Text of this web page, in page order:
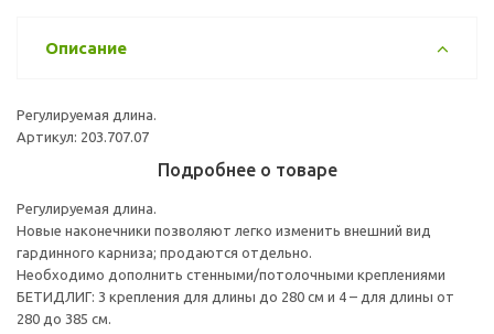
Описание
Регулируемая длина.
Артикул: 203.707.07
Подробнее о товаре
Регулируемая длина.
Новые наконечники позволяют легко изменить внешний вид
гардинного карниза; продаются отдельно.
Необходимо дополнить стенными/потолочными креплениями
БЕТИДЛИГ: 3 крепления для длины до 280 см и 4 – для длины от
280 до 385 см.